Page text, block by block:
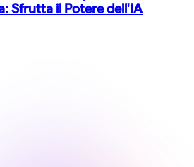
Sfrutta il Potere dell'IA